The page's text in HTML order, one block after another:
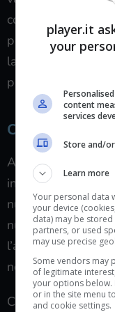
con prodotti già
per modifiche e
la
produzione.
Cosa significa
Attese più
incognite.
numeri oggi e dati
nuovo: se Tesla
l’asticella delle
non solo al
C’è anche un
player.it
your
content
services
Store and/
Learn more
Your personal data
your device
data) may be
partners, or used
may use precise
Some vendors may
of legitimate
your options below.
or in the site menu
and cookie settings.